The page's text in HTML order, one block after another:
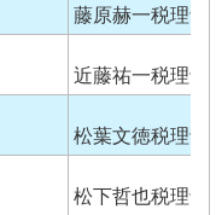
藤原赫一税理士
近藤祐一税理士
松葉文徳税理士
松下哲也税理士